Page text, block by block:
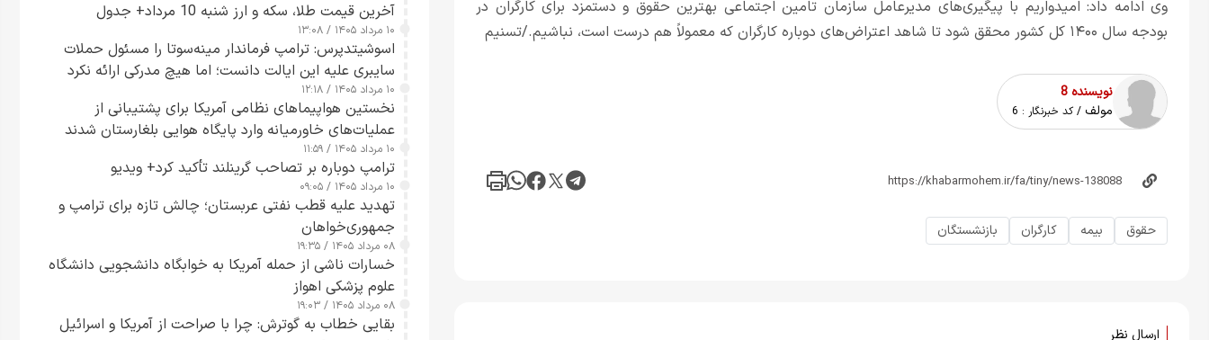
وی ادامه داد: امیدواریم با پیگیری‌های مدیرعامل سازمان تامین اجتماعی بهترین حقوق و دستمزد برای کارگران در
بودجه سال ۱۴۰۰ کل کشور محقق شود تا شاهد اعتراض‌های دوباره کارگران که معمولاً هم درست است، نباشیم./تسنیم
نویسنده 8
مولف / کد خبرنگار : 6
حقوق بیمه کارگران بازنشستگان
ارسال نظر
آخرین قیمت طلا، سکه و ارز شنبه 10 مرداد+ جدول
۱۰ مرداد ۱۴۰۵ / ۱۳:۰۸
اسوشیتدپرس: ترامپ فرماندار مینه‌سوتا را مسئول حملات
سایبری علیه این ایالت دانست؛ اما هیچ مدرکی ارائه نکرد
۱۰ مرداد ۱۴۰۵ / ۱۲:۱۸
نخستین هواپیماهای نظامی آمریکا برای پشتیبانی از
عملیات‌های خاورمیانه وارد پایگاه هوایی بلغارستان شدند
۱۰ مرداد ۱۴۰۵ / ۱۱:۵۹
ترامپ دوباره بر تصاحب گرینلند تأکید کرد+ ویدیو
۱۰ مرداد ۱۴۰۵ / ۰۹:۰۵
تهدید علیه قطب نفتی عربستان؛ چالش تازه برای ترامپ و
جمهوری‌خواهان
۰۸ مرداد ۱۴۰۵ / ۱۹:۳۵
خسارات ناشی از حمله آمریکا به خوابگاه دانشجویی دانشگاه
علوم پزشکی اهواز
۰۸ مرداد ۱۴۰۵ / ۱۹:۰۳
بقایی خطاب به گوترش: چرا با صراحت از آمریکا و اسرائیل